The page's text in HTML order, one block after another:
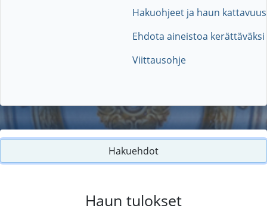
Hakuohjeet ja haun kattavuus
Ehdota aineistoa kerättäväksi
Viittausohje
Hakuehdot
Haun tulokset